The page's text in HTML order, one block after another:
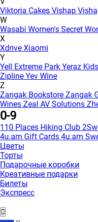
Viktoria Cakes Vishap
W
Wasabi Women's Secret
X
Xdrive Xiaomi
Y
Yell Extreme Park Yeraz
Zipline Yev Wine
Z
Zangak Bookstore Zangak
Wines Zeal AV Solutions
0-9
110 Places Hiking Club
4u.am Gift Cards 4u.am
Цветы
Торты
Подарочные коробки
Креативные подарки
Билеты
Экспресс